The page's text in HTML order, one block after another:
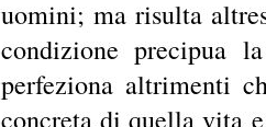
uomini; ma risulta
condizione precipua
perfeziona altrimenti
concreta di quella vita